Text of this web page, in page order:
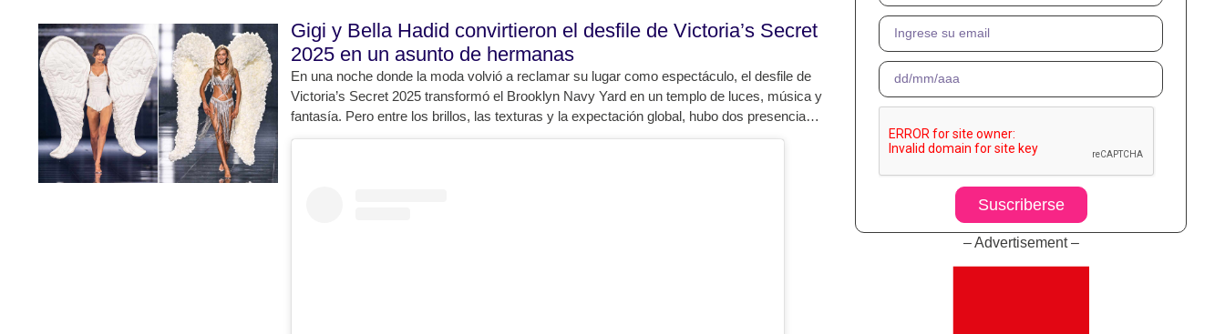
preparación.
Gigi y Bella Hadid convirtieron el desfile de Victoria’s Secret
2025 en un asunto de hermanas
En una noche donde la moda volvió a reclamar su lugar como espectáculo, el desfile de
Victoria’s Secret 2025 transformó el Brooklyn Navy Yard en un templo de luces, música y
fantasía. Pero entre los brillos, las texturas y la expectación global, hubo dos presencias
que convirtieron la velada en algo más íntimo, más humano, casi familiar: Gigi y Bella
medios internacionales, donde
miles de seguidores expresaron
su rechazo ante la falta de respeto
y profesionalismo.
Suscriberse
– Advertisement –